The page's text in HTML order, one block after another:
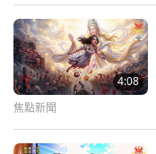
4:08
焦點新聞